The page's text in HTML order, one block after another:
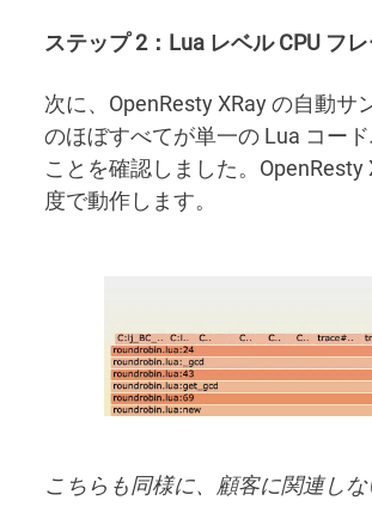
ステップ 2：Lua レベル CPU フ
次に、OpenResty XRay の自動サ
のほぼすべてが単一の Lua コー
ことを確認しました。
度で動作します。
こちらも同様に、顧客に関連し